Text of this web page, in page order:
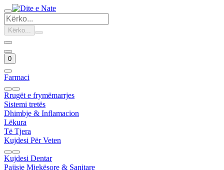
Kërko...
0
Farmaci
Rrugët e frymëmarrjes
Sistemi tretës
Dhimbje & Inflamacion
Lëkura
Të Tjera
Kujdesi Për Veten
Kujdesi Dentar
Pajisje Mjekësore & Sanitare